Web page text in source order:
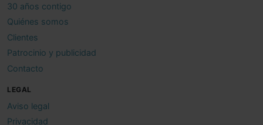
30 años contigo
Quiénes somos
Clientes
Patrocinio y publicidad
Contacto
LEGAL
Aviso legal
Privacidad